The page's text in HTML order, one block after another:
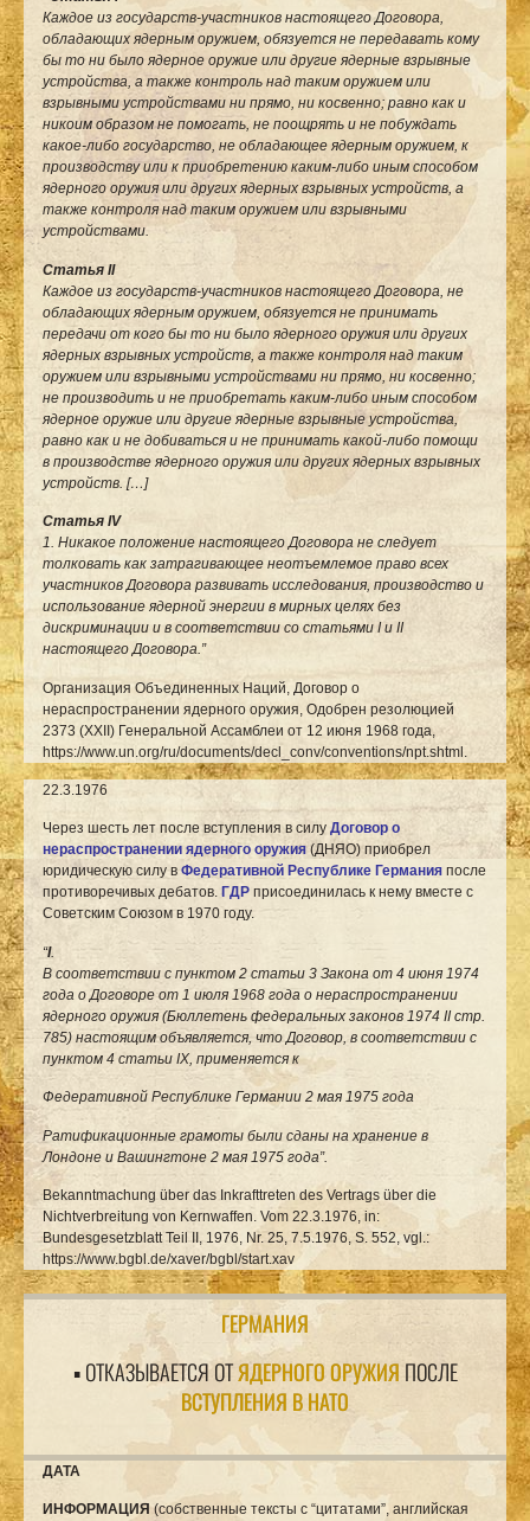
Каждое из государств-участников настоящего Договора,
обладающих ядерным оружием, обязуется не передавать кому
бы то ни было ядерное оружие или другие ядерные взрывные
устройства, а также контроль над таким оружием или
взрывными устройствами ни прямо, ни косвенно; равно как и
никоим образом не помогать, не поощрять и не побуждать
какое-либо государство, не обладающее ядерным оружием, к
производству или к приобретению каким-либо иным способом
ядерного оружия или других ядерных взрывных устройств, а
также контроля над таким оружием или взрывными
устройствами.
Статья II
Каждое из государств-участников настоящего Договора, не
обладающих ядерным оружием, обязуется не принимать
передачи от кого бы то ни было ядерного оружия или других
ядерных взрывных устройств, а также контроля над таким
оружием или взрывными устройствами ни прямо, ни косвенно;
не производить и не приобретать каким-либо иным способом
ядерное оружие или другие ядерные взрывные устройства,
равно как и не добиваться и не принимать какой-либо помощи
в производстве ядерного оружия или других ядерных взрывных
устройств. […]
Статья IV
1. Никакое положение настоящего Договора не следует
толковать как затрагивающее неотъемлемое право всех
участников Договора развивать исследования, производство и
использование ядерной энергии в мирных целях без
дискриминации и в соответствии со статьями I и II
настоящего Договора.”
Организация Объединенных Наций, Договор о
нераспространении ядерного оружия, Одобрен резолюцией
2373 (XXII) Генеральной Ассамблеи от 12 июня 1968 года,
https://www.un.org/ru/documents/decl_conv/conventions/npt.shtml
22.3.1976
Через шесть лет после вступления в силу Договор о
нераспространении ядерного оружия (ДНЯО) приобрел
юридическую силу в Федеративной Республике Германия после
противоречивых дебатов. ГДР присоединилась к нему вместе с
Советским Союзом в 1970 году.
“I.
В соответствии с пунктом 2 статьи 3 Закона от 4 июня 1974
года о Договоре от 1 июля 1968 года о нераспространении
ядерного оружия (Бюллетень федеральных законов 1974 II стр.
785) настоящим объявляется, что Договор, в соответствии с
пунктом 4 статьи IX, применяется к
Федеративной Республике Германии 2 мая 1975 года
Ратификационные грамоты были сданы на хранение в
Лондоне и Вашингтоне 2 мая 1975 года”.
Bekanntmachung über das Inkrafttreten des Vertrags über die
Nichtverbreitung von Kernwaffen. Vom 22.3.1976, in:
Bundesgesetzblatt Teil II, 1976, Nr. 25, 7.5.1976, S. 552, vgl.:
https://www.bgbl.de/xaver/bgbl/start.xav
ГЕРМАНИЯ
▪ ОТКАЗЫВАЕТСЯ ОТЯДЕРНОГО ОРУЖИЯ ПОСЛЕ
ВСТУПЛЕНИЯ В НАТО
ДАТА
ИНФОРМАЦИЯ (собственные тексты с “цитатами”, английская